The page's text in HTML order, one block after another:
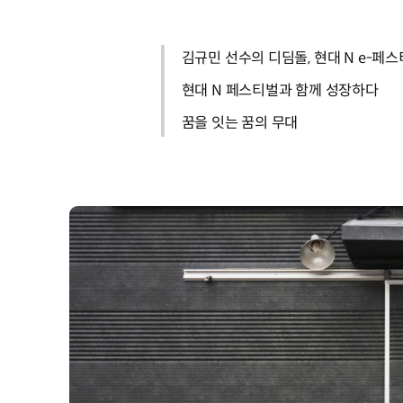
김규민 선수의 디딤돌, 현대 N e-페스
현대 N 페스티벌과 함께 성장하다
꿈을 잇는 꿈의 무대